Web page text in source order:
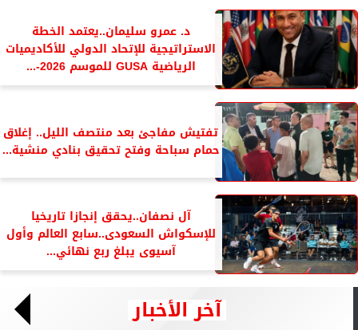
د. عمرو سليمان..يعتمد الخطة
الاستراتيجية للإتحاد الدولي للأكاديميات
الرياضية GUSA للموسم 2026-...
تفتيش مفاجئ بعد منتصف الليل.. إغلاق
حمام سباحة وفتح تحقيق بنادي منشية...
آل نصفان..يحقق إنجازا تاريخيا
للإسكواش السعودى..سابع العالم وأول
آسيوى يبلغ ربع نهائي...
آخر الأخبار